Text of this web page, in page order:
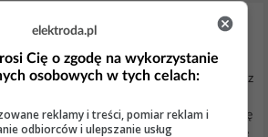
s 21.117 - Świeci się
Delonghimagnifica s 21.117.sb. Działa bez
Jednak kiedy się
Przywyłączaniunormalnie się
zgasnąć wszystkie kontrolki zapala się
elektroda.pl
Cię o zgodę na wykorzystanie
osobowych w tych celach:
reklamy i treści, pomiar reklam i
odbiorców i ulepszanie usług